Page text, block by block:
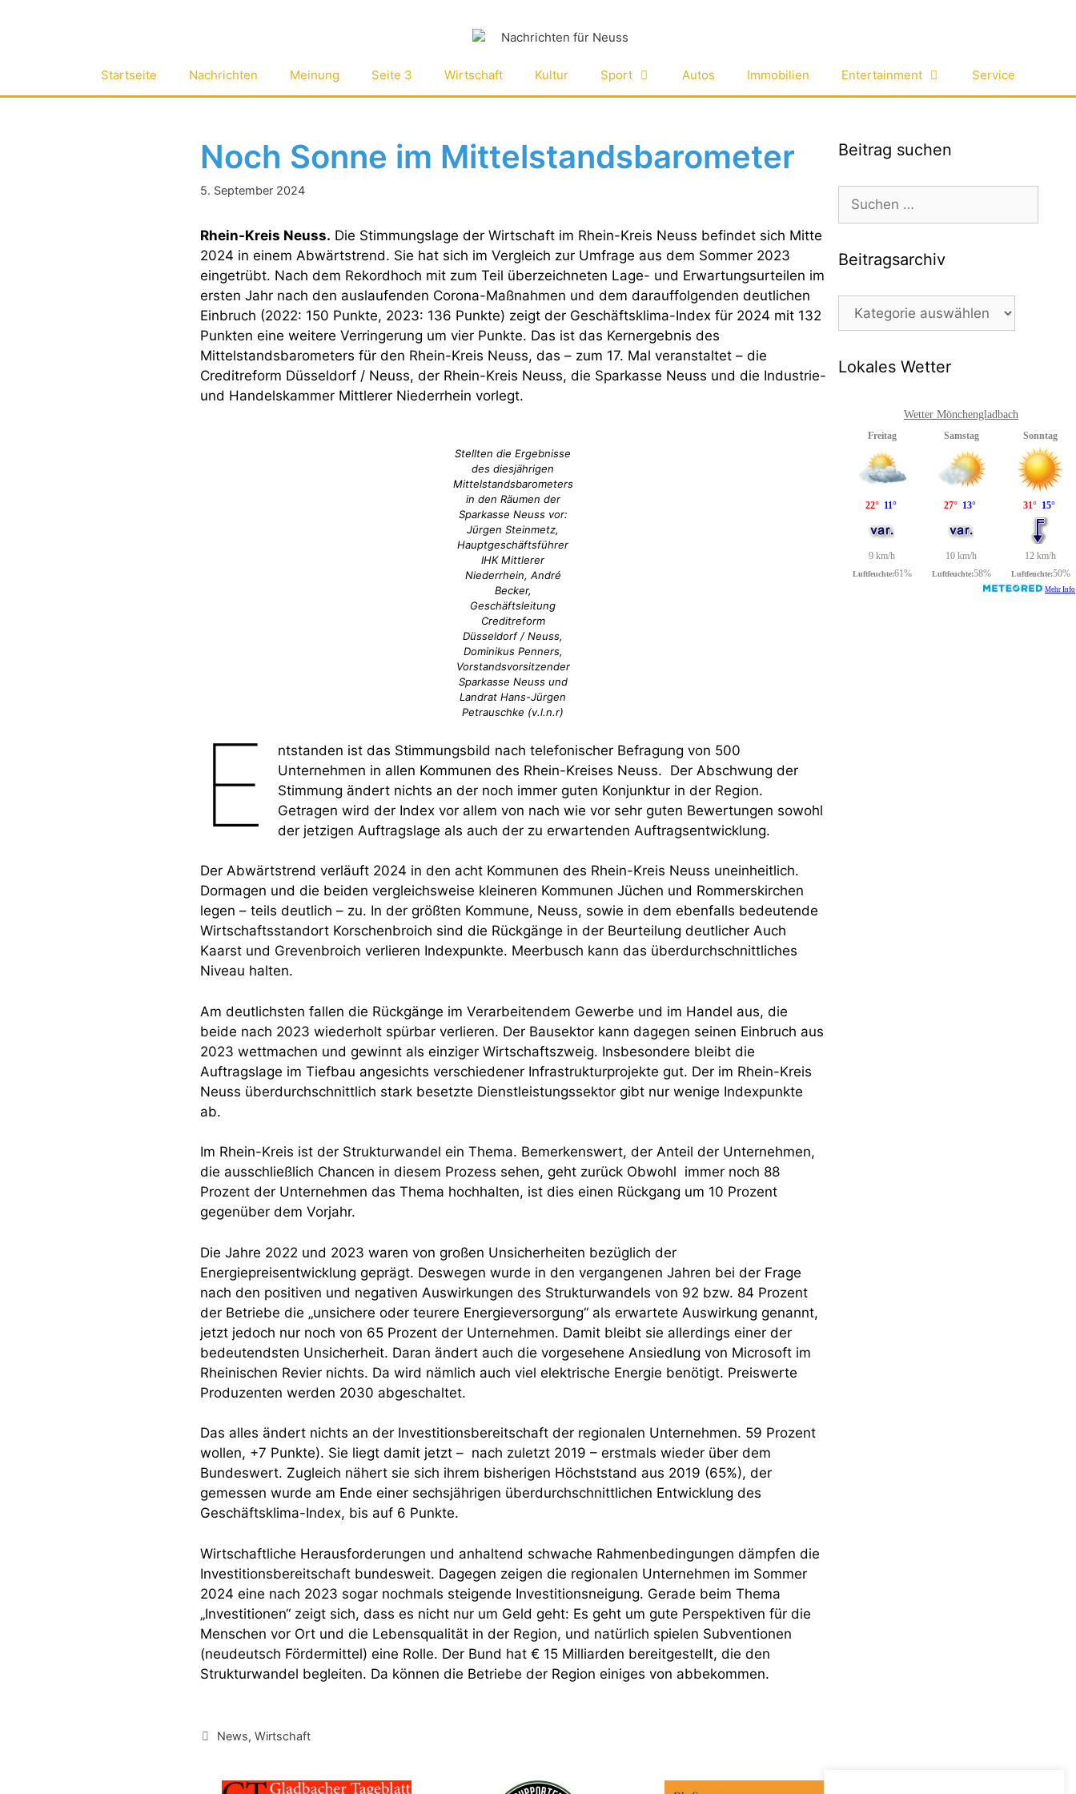
Startseite Nachrichten Meinung Seite 3 Wirtschaft Kultur Sport Autos Immobilien Entertainment Service
Noch Sonne im Mittelstandsbarometer
5. September 2024
Rhein-Kreis Neuss. Die Stimmungslage der Wirtschaft im Rhein-Kreis Neuss befindet sich Mitte
2024 in einem Abwärtstrend. Sie hat sich im Vergleich zur Umfrage aus dem Sommer 2023
eingetrübt. Nach dem Rekordhoch mit zum Teil überzeichneten Lage- und Erwartungsurteilen im
ersten Jahr nach den auslaufenden Corona-Maßnahmen und dem darauffolgenden deutlichen
Einbruch (2022: 150 Punkte, 2023: 136 Punkte) zeigt der Geschäftsklima-Index für 2024 mit 132
Punkten eine weitere Verringerung um vier Punkte. Das ist das Kernergebnis des
Mittelstandsbarometers für den Rhein-Kreis Neuss, das – zum 17. Mal veranstaltet – die
Creditreform Düsseldorf / Neuss, der Rhein-Kreis Neuss, die Sparkasse Neuss und die Industrie-
und Handelskammer Mittlerer Niederrhein vorlegt.
Stellten die Ergebnisse
des diesjährigen
Mittelstandsbarometers
in den Räumen der
Sparkasse Neuss vor:
Jürgen Steinmetz,
Hauptgeschäftsführer
IHK Mittlerer
Niederrhein, André
Becker,
Geschäftsleitung
Creditreform
Düsseldorf / Neuss,
Dominikus Penners,
Vorstandsvorsitzender
Sparkasse Neuss und
Landrat Hans-Jürgen
Petrauschke (v.l.n.r)
E
ntstanden ist das Stimmungsbild nach telefonischer Befragung von 500
Unternehmen in allen Kommunen des Rhein-Kreises Neuss. Der Abschwung der
Stimmung ändert nichts an der noch immer guten Konjunktur in der Region.
Getragen wird der Index vor allem von nach wie vor sehr guten Bewertungen sowohl
der jetzigen Auftragslage als auch der zu erwartenden Auftragsentwicklung.
Der Abwärtstrend verläuft 2024 in den acht Kommunen des Rhein-Kreis Neuss uneinheitlich.
Dormagen und die beiden vergleichsweise kleineren Kommunen Jüchen und Rommerskirchen
legen – teils deutlich – zu. In der größten Kommune, Neuss, sowie in dem ebenfalls bedeutende
Wirtschaftsstandort Korschenbroich sind die Rückgänge in der Beurteilung deutlicher Auch
Kaarst und Grevenbroich verlieren Indexpunkte. Meerbusch kann das überdurchschnittliches
Niveau halten.
Am deutlichsten fallen die Rückgänge im Verarbeitendem Gewerbe und im Handel aus, die
beide nach 2023 wiederholt spürbar verlieren. Der Bausektor kann dagegen seinen Einbruch aus
2023 wettmachen und gewinnt als einziger Wirtschaftszweig. Insbesondere bleibt die
Auftragslage im Tiefbau angesichts verschiedener Infrastrukturprojekte gut. Der im Rhein-Kreis
Neuss überdurchschnittlich stark besetzte Dienstleistungssektor gibt nur wenige Indexpunkte
ab.
Im Rhein-Kreis ist der Strukturwandel ein Thema. Bemerkenswert, der Anteil der Unternehmen,
die ausschließlich Chancen in diesem Prozess sehen, geht zurück Obwohl immer noch 88
Prozent der Unternehmen das Thema hochhalten, ist dies einen Rückgang um 10 Prozent
gegenüber dem Vorjahr.
Die Jahre 2022 und 2023 waren von großen Unsicherheiten bezüglich der
Energiepreisentwicklung geprägt. Deswegen wurde in den vergangenen Jahren bei der Frage
nach den positiven und negativen Auswirkungen des Strukturwandels von 92 bzw. 84 Prozent
der Betriebe die „unsichere oder teurere Energieversorgung“ als erwartete Auswirkung genannt,
jetzt jedoch nur noch von 65 Prozent der Unternehmen. Damit bleibt sie allerdings einer der
bedeutendsten Unsicherheit. Daran ändert auch die vorgesehene Ansiedlung von Microsoft im
Rheinischen Revier nichts. Da wird nämlich auch viel elektrische Energie benötigt. Preiswerte
Produzenten werden 2030 abgeschaltet.
Das alles ändert nichts an der Investitionsbereitschaft der regionalen Unternehmen. 59 Prozent
wollen, +7 Punkte). Sie liegt damit jetzt – nach zuletzt 2019 – erstmals wieder über dem
Bundeswert. Zugleich nähert sie sich ihrem bisherigen Höchststand aus 2019 (65%), der
gemessen wurde am Ende einer sechsjährigen überdurchschnittlichen Entwicklung des
Geschäftsklima-Index, bis auf 6 Punkte.
Wirtschaftliche Herausforderungen und anhaltend schwache Rahmenbedingungen dämpfen die
Investitionsbereitschaft bundesweit. Dagegen zeigen die regionalen Unternehmen im Sommer
2024 eine nach 2023 sogar nochmals steigende Investitionsneigung. Gerade beim Thema
„Investitionen“ zeigt sich, dass es nicht nur um Geld geht: Es geht um gute Perspektiven für die
Menschen vor Ort und die Lebensqualität in der Region, und natürlich spielen Subventionen
(neudeutsch Fördermittel) eine Rolle. Der Bund hat € 15 Milliarden bereitgestellt, die den
Strukturwandel begleiten. Da können die Betriebe der Region einiges von abbekommen.
Kategorien
News,Wirtschaft
Beitrag suchen
nach:
Beitragsarchiv
Beitragsarchiv
Lokales Wetter
Wetter Mönchengladbach